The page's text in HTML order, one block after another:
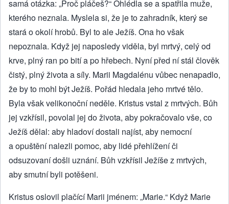
samá otázka: „Proč pláčeš?“ Ohlédla se a spatřila muže,
kterého neznala. Myslela si, že je to zahradník, který se
stará o okolí hrobů. Byl to ale Ježíš. Ona ho však
nepoznala. Když jej naposledy viděla, byl mrtvý, celý od
krve, plný ran po bití a po hřebech. Nyní před ní stál člověk
čistý, plný života a síly. Marii Magdalénu vůbec nenapadlo,
že by to mohl být Ježíš. Pořád hledala jeho mrtvé tělo.
Byla však velikonoční neděle. Kristus vstal z mrtvých. Bůh
jej vzkřísil, povolal jej do života, aby pokračovalo vše, co
Ježíš dělal: aby hladoví dostali najíst, aby nemocní
a opuštění nalezli pomoc, aby lidé přehlížení či
odsuzovaní došli uznání. Bůh vzkřísil Ježíše z mrtvých,
aby smutní byli potěšeni.
Kristus oslovil plačící Marii jménem: „Marie.“ Když Marie